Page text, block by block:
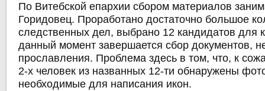
По Витебской епархии сбором материалов
Горидовец. Проработано достаточно большое
следственных дел, выбрано 12 кандидатов для
данный момент завершается сбор документов,
прославления. Проблема здесь в том, что, к
2-х человек из названных 12-ти обнаружены
необходимые для написания икон.